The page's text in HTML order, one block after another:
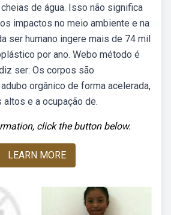
de água. Isso não significa
impactos no meio ambiente e na
ser humano ingere mais de 74 mil
por ano. Webo método é
ser: Os corpos são
orgânico de forma acelerada,
e a ocupação de.
click the button below.
LEARN MORE